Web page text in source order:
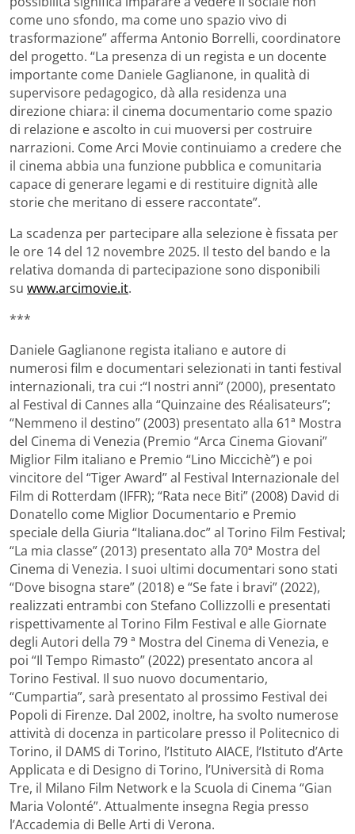
come uno sfondo, ma come uno spazio vivo di
trasformazione” afferma Antonio Borrelli, coordinatore
del progetto. “La presenza di un regista e un docente
importante come Daniele Gaglianone, in qualità di
supervisore pedagogico, dà alla residenza una
direzione chiara: il cinema documentario come spazio
di relazione e ascolto in cui muoversi per costruire
narrazioni. Come Arci Movie continuiamo a credere che
il cinema abbia una funzione pubblica e comunitaria
capace di generare legami e di restituire dignità alle
storie che meritano di essere raccontate”.
La scadenza per partecipare alla selezione è fissata per
le ore 14 del 12 novembre 2025. Il testo del bando e la
relativa domanda di partecipazione sono disponibili
su www.arcimovie.it.
***
Daniele Gaglianone regista italiano e autore di
numerosi film e documentari selezionati in tanti festival
internazionali, tra cui :“I nostri anni” (2000), presentato
al Festival di Cannes alla “Quinzaine des Réalisateurs”;
“Nemmeno il destino” (2003) presentato alla 61ª Mostra
del Cinema di Venezia (Premio “Arca Cinema Giovani”
Miglior Film italiano e Premio “Lino Miccichè”) e poi
vincitore del “Tiger Award” al Festival Internazionale del
Film di Rotterdam (IFFR); “Rata nece Biti” (2008) David di
Donatello come Miglior Documentario e Premio
speciale della Giuria “Italiana.doc” al Torino Film Festival;
“La mia classe” (2013) presentato alla 70ª Mostra del
Cinema di Venezia. I suoi ultimi documentari sono stati
“Dove bisogna stare” (2018) e “Se fate i bravi” (2022),
realizzati entrambi con Stefano Collizzolli e presentati
rispettivamente al Torino Film Festival e alle Giornate
degli Autori della 79 ª Mostra del Cinema di Venezia, e
poi “Il Tempo Rimasto” (2022) presentato ancora al
Torino Festival. Il suo nuovo documentario,
“Cumpartia”, sarà presentato al prossimo Festival dei
Popoli di Firenze. Dal 2002, inoltre, ha svolto numerose
attività di docenza in particolare presso il Politecnico di
Torino, il DAMS di Torino, l’Istituto AIACE, l’Istituto d’Arte
Applicata e di Designo di Torino, l’Università di Roma
Tre, il Milano Film Network e la Scuola di Cinema “Gian
Maria Volonté”. Attualmente insegna Regia presso
l’Accademia di Belle Arti di Verona.